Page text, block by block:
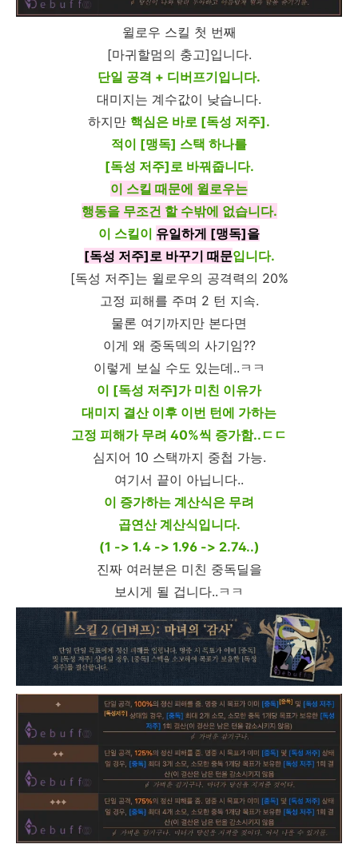
윌로우 스킬 첫 번째
[마귀할멈의 충고]입니다.
단일 공격 + 디버프기입니다.
대미지는 계수값이 낮습니다.
하지만 핵심은 바로 [독성 저주].
적이 [맹독] 스택 하나를
[독성 저주]로 바꿔줍니다.
이 스킬 때문에 윌로우는
행동을 무조건 할 수밖에 없습니다.
이 스킬이 유일하게 [맹독]을
[독성 저주]로 바꾸기 때문입니다.
[독성 저주]는 윌로우의 공격력의 20%
고정 피해를 주며 2 턴 지속.
물론 여기까지만 본다면
이게 왜 중독덱의 사기임??
이렇게 보실 수도 있는데..ㅋㅋ
이 [독성 저주]가 미친 이유가
대미지 결산 이후 이번 턴에 가하는
고정 피해가 무려 40%씩 증가함..ㄷㄷ
심지어 10 스택까지 중첩 가능.
여기서 끝이 아닙니다..
이 증가하는 계산식은 무려
곱연산 계산식입니다.
(1 -> 1.4 -> 1.96 -> 2.74..)
진짜 여러분은 미친 중독딜을
보시게 될 겁니다..ㅋㅋ